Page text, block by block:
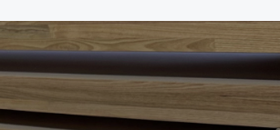
avantajlıdır hem de çevre için daha
hakkında daha fazla bilgi için
Düğüm Dolgu
çalışma özgürlüğü. Akülü özelliği
hareket kabiliyeti sunar ve
her yerde kolayca gerçekleştirmenizi